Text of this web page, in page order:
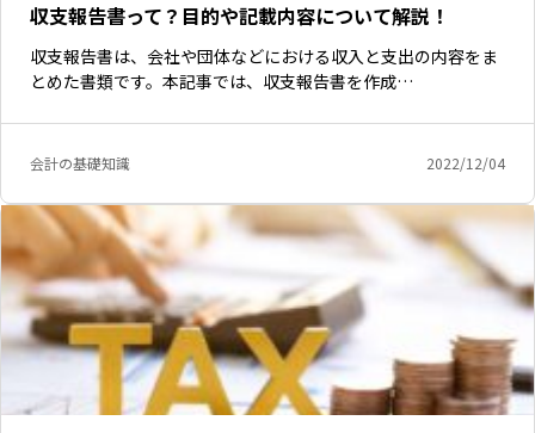
収支報告書って？目的や記載内容について解説！
収支報告書は、会社や団体などにおける収入と支出の内容をま
とめた書類です。本記事では、収支報告書を作成…
会計の基礎知識 2022/12/04